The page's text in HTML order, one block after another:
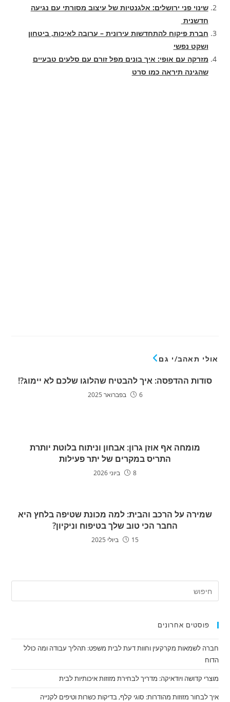
שינוי פני ירושלים: אלגנטיות של עיצוב מסורתי עם נגיעה
חדשנית
חברת פיקוח להתחדשות עירונית – ערובה לאיכות, ביטחון
ושקט נפשי
מזרקה עם אופי: איך בונים מפל זורם עם סלעים טבעיים
שהגינה תיראה כמו סרט
אולי תאהב/י גם
סודות ההדפסה: איך להבטיח שהלוגו שלכם לא יימוג?!
6 בפברואר 2025
מומחה אף אוזן גרון: אבחון וניתוח בלוטת יותרת
התריס במקרים של יתר פעילות
8 ביוני 2026
שמירה על הרכב והבית: למה מכונת שטיפה בלחץ היא
החבר הכי טוב שלך בטיפוח וניקיון?
15 ביולי 2025
פוסטים אחרונים
חברה לשמאות מקרקעין וחוות דעת לבית משפט: תהליך עבודה ומה כולל
הדוח
מוצרי קדושה ויודאיקה: מדריך לבחירת מזוזות איכותיות לבית
איך לבחור מזוזות מהודרות: סוגי קלף, בדיקות כשרות וטיפים לקנייה